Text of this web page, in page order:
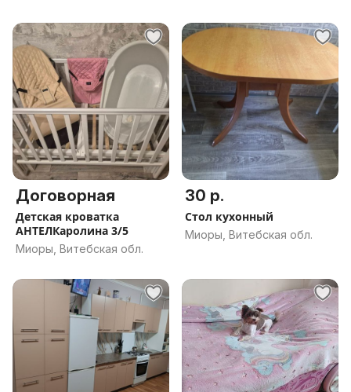
Договорная
Детская кроватка
АНТЕЛКаролина 3/5
Миоры, Витебская обл.
30 р.
Стол кухонный
Миоры, Витебская обл.